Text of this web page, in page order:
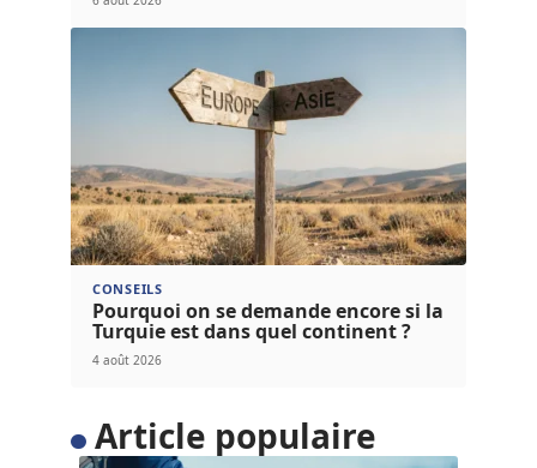
CONSEILS
Pourquoi on se demande encore si la
Turquie est dans quel continent ?
4 août 2026
Article populaire